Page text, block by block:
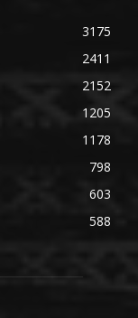
3175
2411
2152
1205
1178
798
603
588